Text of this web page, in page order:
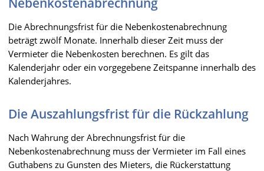
Die Abrechnungsfrist für die Nebenkostenabrechnung
beträgt zwölf Monate. Innerhalb dieser Zeit muss der
Vermieter die Nebenkosten berechnen. Es gilt das
Kalenderjahr oder ein vorgegebene Zeitspanne innerhalb des
Kalenderjahres.
Die Auszahlungsfrist für die Rückzahlung
Nach Wahrung der Abrechnungsfrist für die
Nebenkostenabrechnung muss der Vermieter im Fall eines
Guthabens zu Gunsten des Mieters, die Rückerstattung